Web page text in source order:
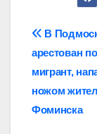
по
В
арестован
мигрант,
ножом
Фоминска